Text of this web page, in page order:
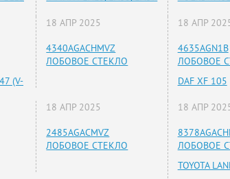
(V-
18 АПР 2025
4340AGACHMVZ
ЛОБОВОЕ СТЕКЛО
18 АПР
4635AGN1B
ЛОБОВОЕ
DAF XF 105
18 АПР 2025
2485AGACMVZ
ЛОБОВОЕ СТЕКЛО
18 АПР
ЛОБОВОЕ
TOYOTA